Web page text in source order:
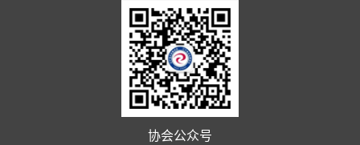
协会公众号